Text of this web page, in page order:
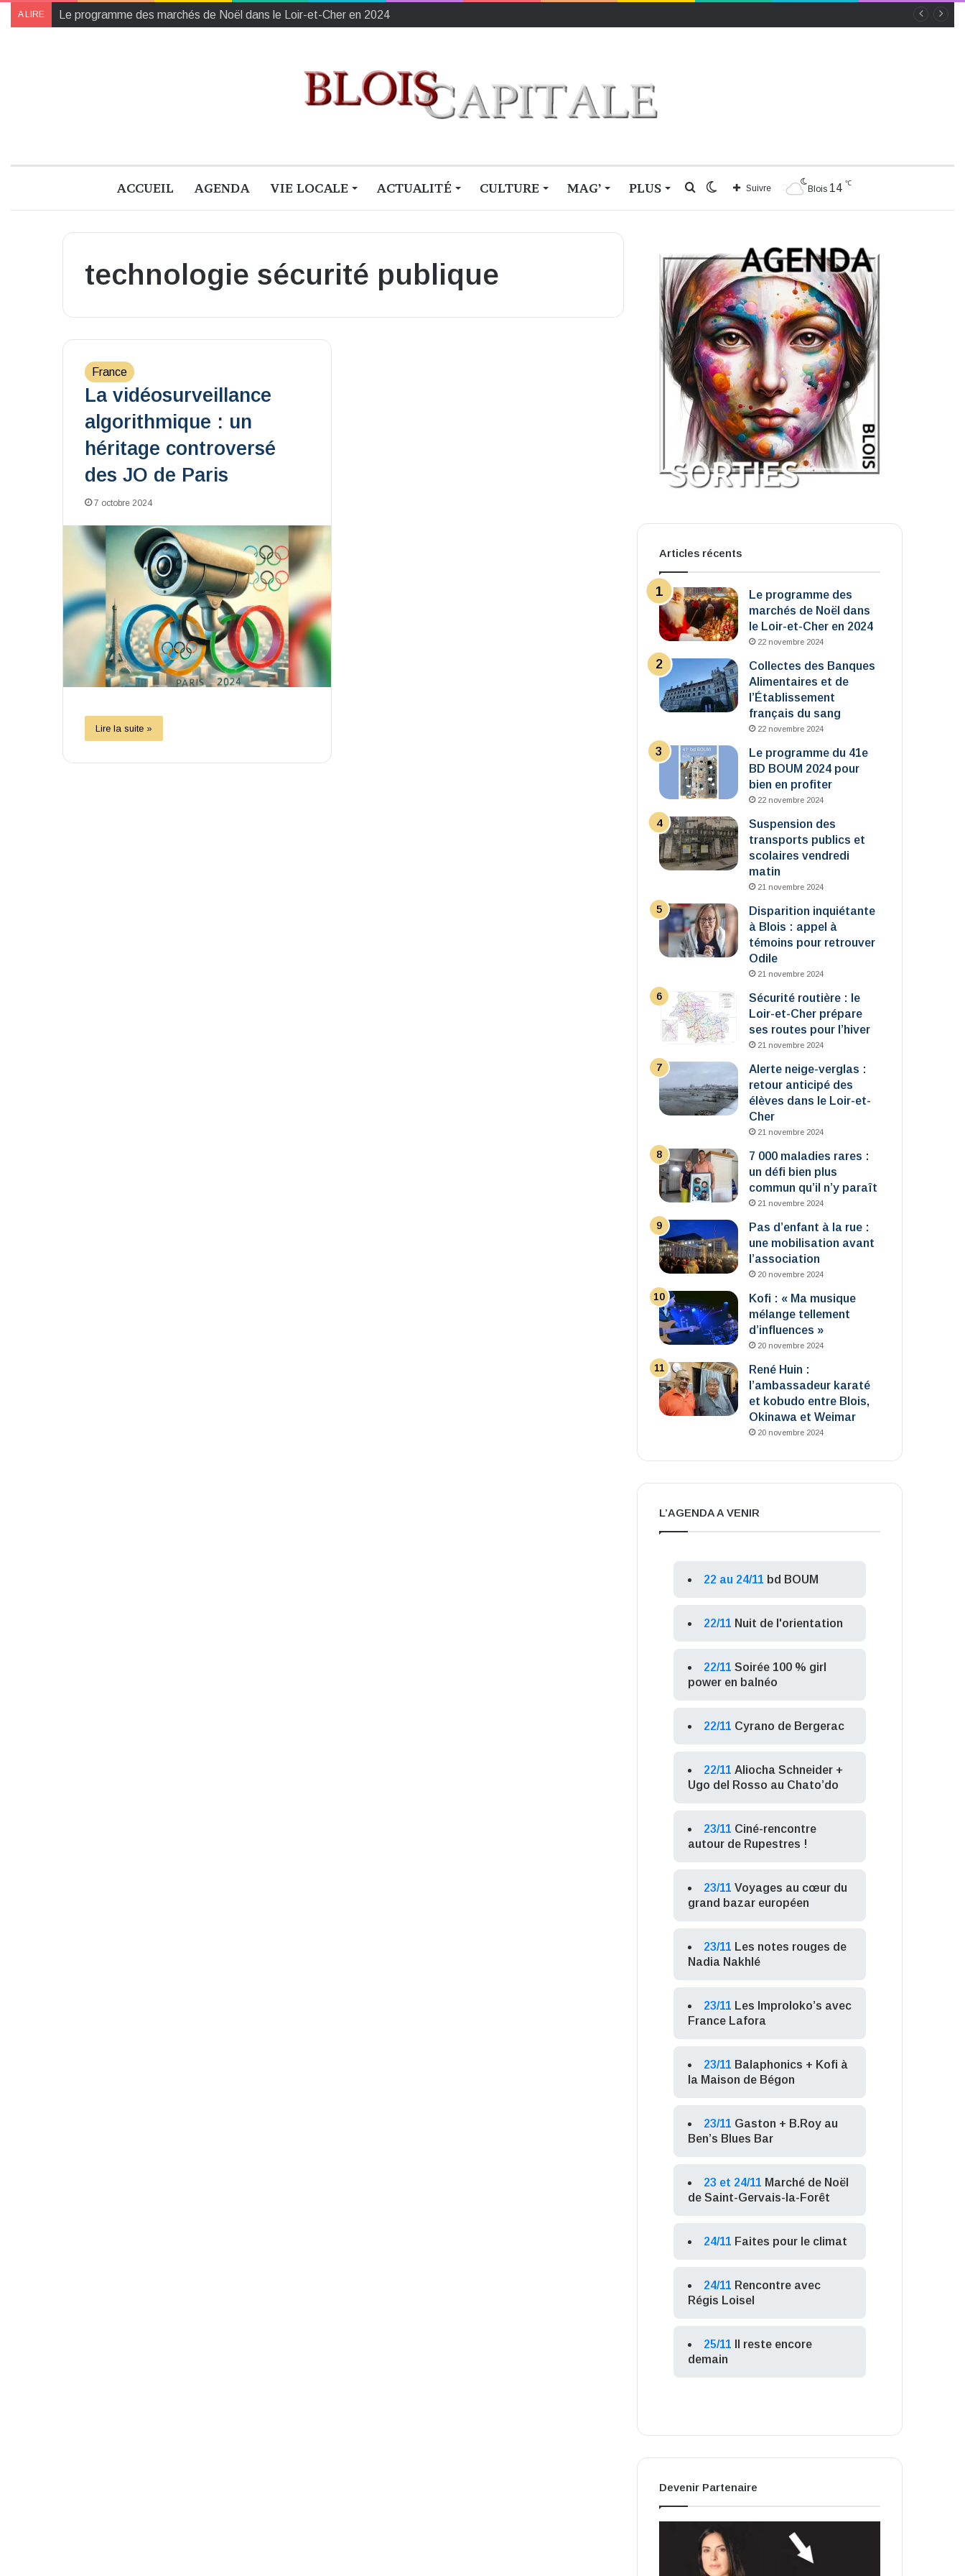
A LIRE Collectes des Banques Alimentaires et de l’Établissement français du sang
ACCUEIL AGENDA VIE LOCALE ACTUALITÉ CULTURE MAG’ PLUS Blois 14 ℃
Suivre
Switch
Rechercher
technologie sécurité publique
France
La vidéosurveillance
algorithmique : un
héritage controversé
des JO de Paris
7 octobre 2024
Lire la suite »
Articles récents
Le programme des
marchés de Noël dans
le Loir-et-Cher en 2024
22 novembre 2024
Collectes des Banques
Alimentaires et de
l’Établissement
français du sang
22 novembre 2024
Le programme du 41e
BD BOUM 2024 pour
bien en profiter
22 novembre 2024
Suspension des
transports publics et
scolaires vendredi
matin
21 novembre 2024
Disparition inquiétante
à Blois : appel à
témoins pour retrouver
Odile
21 novembre 2024
Sécurité routière : le
Loir-et-Cher prépare
ses routes pour l’hiver
21 novembre 2024
Alerte neige-verglas :
retour anticipé des
élèves dans le Loir-et-
Cher
21 novembre 2024
7 000 maladies rares :
un défi bien plus
commun qu’il n’y paraît
21 novembre 2024
Pas d’enfant à la rue :
une mobilisation avant
l’association
20 novembre 2024
Kofi : « Ma musique
mélange tellement
d’influences »
20 novembre 2024
René Huin :
l’ambassadeur karaté
et kobudo entre Blois,
Okinawa et Weimar
20 novembre 2024
L’AGENDA A VENIR
22 au 24/11 bd BOUM
22/11 Nuit de l'orientation
22/11 Soirée 100 % girl
power en balnéo
22/11 Cyrano de Bergerac
22/11 Aliocha Schneider +
Ugo del Rosso au Chato’do
23/11 Ciné-rencontre
autour de Rupestres !
23/11 Voyages au cœur du
grand bazar européen
23/11 Les notes rouges de
Nadia Nakhlé
23/11 Les Improloko’s avec
France Lafora
23/11 Balaphonics + Kofi à
la Maison de Bégon
23/11 Gaston + B.Roy au
Ben’s Blues Bar
23 et 24/11 Marché de Noël
de Saint-Gervais-la-Forêt
24/11 Faites pour le climat
24/11 Rencontre avec
Régis Loisel
25/11
Il reste encore
demain
Devenir Partenaire